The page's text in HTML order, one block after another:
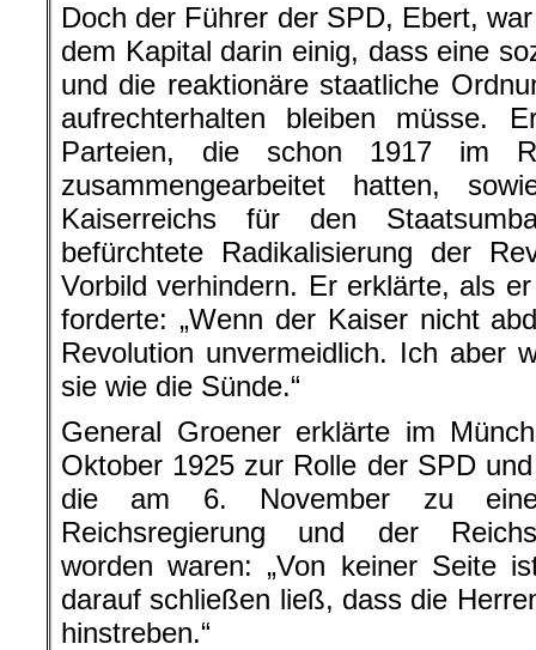
Doch der Führer der SPD, Ebert,
dem Kapital darin einig, dass eine
und die reaktionäre staatliche
aufrechterhalten bleiben müsse.
Parteien, die schon 1917 im
zusammengearbeitet hatten,
Kaiserreichs für den
befürchtete Radikalisierung der
Vorbild verhindern. Er erklärte, als
forderte: „Wenn der Kaiser nicht
Revolution unvermeidlich. Ich aber
sie wie die Sünde.“
General Groener erklärte im
Oktober 1925 zur Rolle der SPD
die am 6. November zu
Reichsregierung und der
worden waren: „Von keiner Seite
darauf schließen ließ, dass die
hinstreben.“